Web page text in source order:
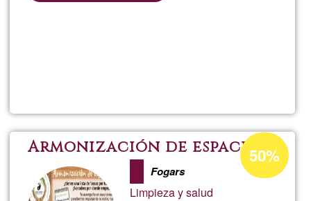
Pintora
Decoradora
Artística
Armonización de espacios
Fogars
Limpieza y salud
Pourcentage
d'acceptation
de
50%